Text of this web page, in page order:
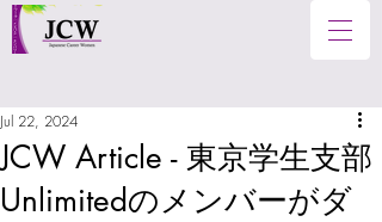
JCW Article - 東京学生支部
Unlimitedのメンバーがダ
Jul 22, 2024